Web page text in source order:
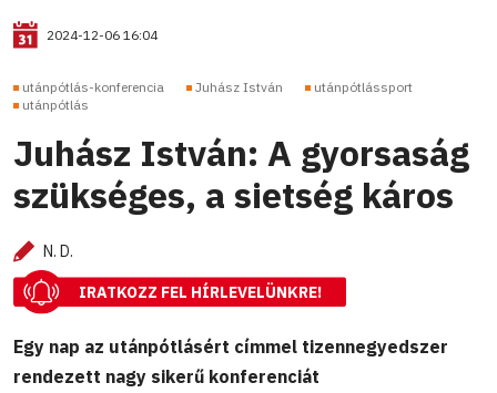
2024-12-06 16:04
utánpótlás-konferencia Juhász István
utánpótlássport
utánpótlás
Juhász István: A gyorsaság
szükséges, a sietség káros
N. D.
IRATKOZZ FEL HÍRLEVELÜNKRE!
Egy nap az utánpótlásért címmel tizennegyedszer
rendezett nagy sikerű konferenciát